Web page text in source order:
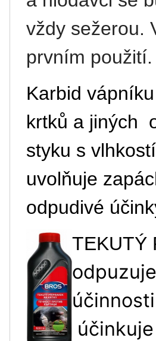
vždy sežerou.
prvním
Karbid
krtků a jiných
styku s
uvolňuje
odpudivé
TEKUTÝ